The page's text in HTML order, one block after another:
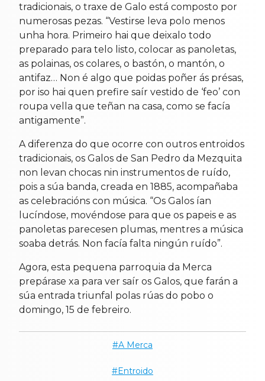
tradicionais, o traxe de Galo está composto por
numerosas pezas. “Vestirse leva polo menos
unha hora. Primeiro hai que deixalo todo
preparado para telo listo, colocar as panoletas,
as polainas, os colares, o bastón, o mantón, o
antifaz… Non é algo que poidas poñer ás présas,
por iso hai quen prefire saír vestido de ‘feo’ con
roupa vella que teñan na casa, como se facía
antigamente”.
A diferenza do que ocorre con outros entroidos
tradicionais, os Galos de San Pedro da Mezquita
non levan chocas nin instrumentos de ruído,
pois a súa banda, creada en 1885, acompañaba
as celebracións con música. “Os Galos ían
lucíndose, movéndose para que os papeis e as
panoletas parecesen plumas, mentres a música
soaba detrás. Non facía falta ningún ruído”.
Agora, esta pequena parroquia da Merca
prepárase xa para ver saír os Galos, que farán a
súa entrada triunfal polas rúas do pobo o
domingo, 15 de febreiro.
A Merca
Entroido